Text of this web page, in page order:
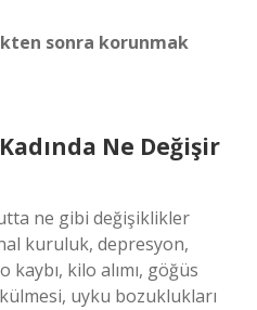
sonra korunmak
Ne Değişir
ne gibi değişiklikler
kuruluk, depresyon,
kilo alımı, göğüs
uyku bozuklukları